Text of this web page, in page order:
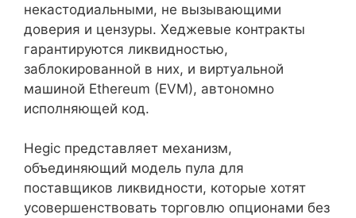
некастодиальными, не вызывающими
доверия и цензуры. Хеджевые контракты
гарантируются ликвидностью,
заблокированной в них, и виртуальной
машиной Ethereum (EVM), автономно
исполняющей код.
Hegic представляет механизм,
объединяющий модель пула для
поставщиков ликвидности, которые хотят
усовершенствовать торговлю опционами без